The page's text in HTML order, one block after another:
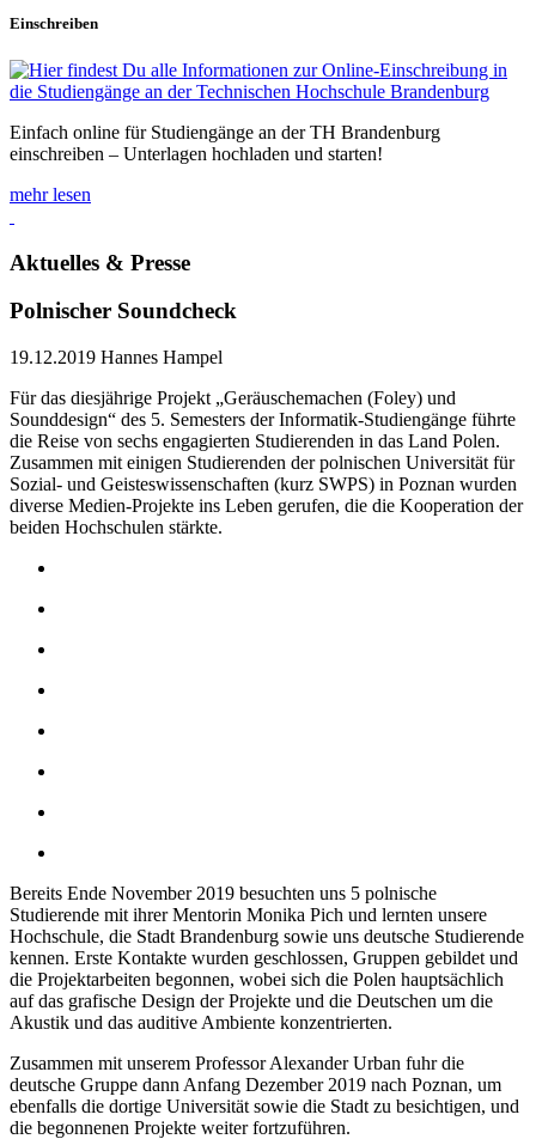
Einschreiben
Einfach online für Studiengänge an der TH Brandenburg
einschreiben – Unterlagen hochladen und starten!
mehr lesen
Aktuelles & Presse
Polnischer Soundcheck
19.12.2019 Hannes Hampel
Für das diesjährige Projekt „Geräuschemachen (Foley) und
Sounddesign“ des 5. Semesters der Informatik-Studiengänge führte
die Reise von sechs engagierten Studierenden in das Land Polen.
Zusammen mit einigen Studierenden der polnischen Universität für
Sozial- und Geisteswissenschaften (kurz SWPS) in Poznan wurden
diverse Medien-Projekte ins Leben gerufen, die die Kooperation der
beiden Hochschulen stärkte.
Bereits Ende November 2019 besuchten uns 5 polnische
Studierende mit ihrer Mentorin Monika Pich und lernten unsere
Hochschule, die Stadt Brandenburg sowie uns deutsche Studierende
kennen. Erste Kontakte wurden geschlossen, Gruppen gebildet und
die Projektarbeiten begonnen, wobei sich die Polen hauptsächlich
auf das grafische Design der Projekte und die Deutschen um die
Akustik und das auditive Ambiente konzentrierten.
Zusammen mit unserem Professor Alexander Urban fuhr die
deutsche Gruppe dann Anfang Dezember 2019 nach Poznan, um
ebenfalls die dortige Universität sowie die Stadt zu besichtigen, und
die begonnenen Projekte weiter fortzuführen.